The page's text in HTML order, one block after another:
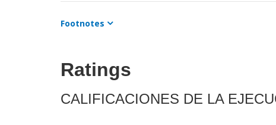
Footnotes
Ratings
CALIFICACIONES DE LA